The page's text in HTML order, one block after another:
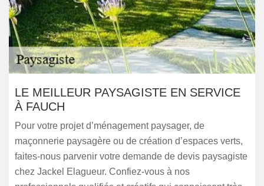
LE MEILLEUR PAYSAGISTE EN SERVICE
À FAUCH
Pour votre projet d’ménagement paysager, de
maçonnerie paysagère ou de création d’espaces verts,
faites-nous parvenir votre demande de devis paysagiste
chez Jackel Elagueur. Confiez-vous à nos